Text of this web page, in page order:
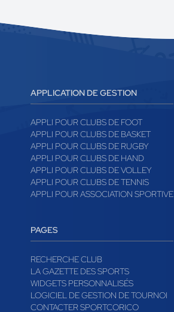
APPLICATION DE GESTION
APPLI POUR CLUBS DE FOOT
APPLI POUR CLUBS DE BASKET
APPLI POUR CLUBS DE RUGBY
APPLI POUR CLUBS DE HAND
APPLI POUR CLUBS DE VOLLEY
APPLI POUR CLUBS DE TENNIS
APPLI POUR ASSOCIATION SPORTIVE
PAGES
RECHERCHE CLUB
LA GAZETTE DES SPORTS
WIDGETS PERSONNALISÉS
LOGICIEL DE GESTION DE TOURNOI
CONTACTER SPORTCORICO